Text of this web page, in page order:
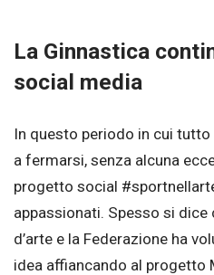
La Ginnastica
social media
In questo periodo in cui
a fermarsi, senza alcuna
progetto social
appassionati. Spesso si
d’arte e la Federazione ha
idea affiancando al progetto